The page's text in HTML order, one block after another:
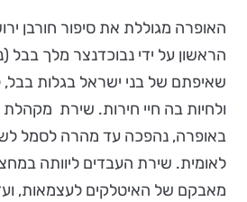
האופרה מגוללת את סיפור חורבן
הראשון על ידי נבוכדנצר מלך בבל
שאיפתם של בני ישראל בגלות בבל,
ולחיות בה חיי חירות. שירת
באופרה, נהפכה עד מהרה לסמל
מאבקם של האיטלקים לעצמאות,